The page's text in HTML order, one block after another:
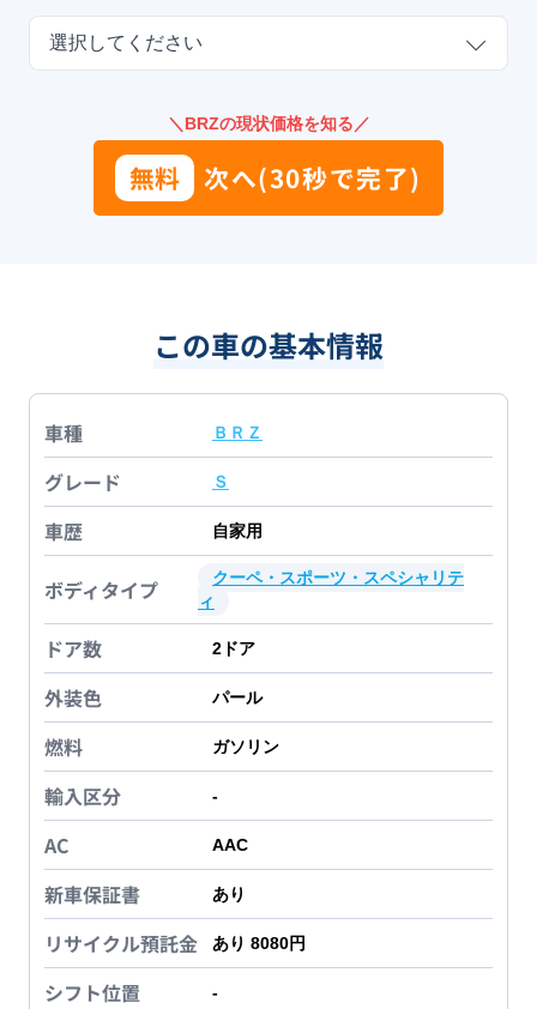
選択してください
＼BRZの現状価格を知る／
無料 次へ(30秒で完了)
この車の基本情報
車種 ＢＲＺ
グレード Ｓ
車歴 自家用
ボディタイプ
クーペ・スポーツ・スペシャリテ
ィ
ドア数 2 ドア
外装色 パール
燃料 ガソリン
輸入区分 -
AC AAC
新車保証書 あり
リサイクル預託金 あり 8080円
シフト位置 -